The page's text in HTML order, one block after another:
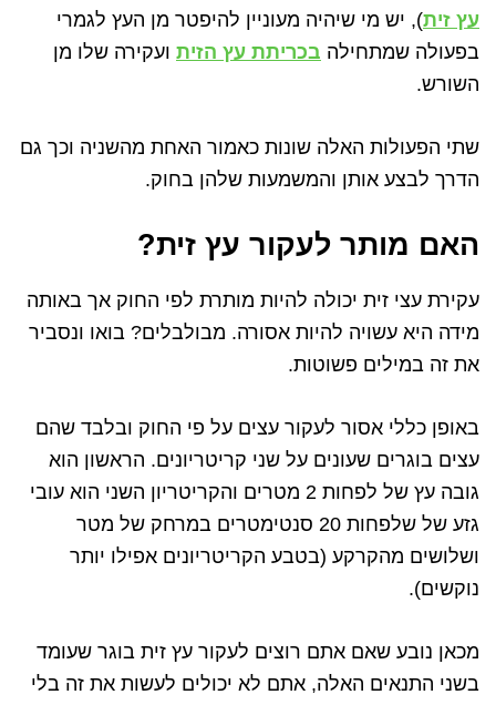
עץ זית), יש מי שיהיה מעוניין להיפטר מן העץ לגמרי
בפעולה שמתחילה בכריתת עץ הזית ועקירה שלו מן
השורש.
שתי הפעולות האלה שונות כאמור האחת מהשניה וכך גם
הדרך לבצע אותן והמשמעות שלהן בחוק.
האם מותר לעקור עץ זית?
עקירת עצי זית יכולה להיות מותרת לפי החוק אך באותה
מידה היא עשויה להיות אסורה. מבולבלים? בואו ונסביר
את זה במילים פשוטות.
באופן כללי אסור לעקור עצים על פי החוק ובלבד שהם
עצים בוגרים שעונים על שני קריטריונים. הראשון הוא
גובה עץ של לפחות 2 מטרים והקריטריון השני הוא עובי
גזע של שלפחות 20 סנטימטרים במרחק של מטר
ושלושים מהקרקע (בטבע הקריטריונים אפילו יותר
נוקשים).
מכאן נובע שאם אתם רוצים לעקור עץ זית בוגר שעומד
בשני התנאים האלה, אתם לא יכולים לעשות את זה בלי